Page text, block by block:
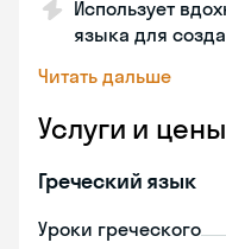
Использует
языка для
Читать дальше
Услуги и цены
Греческий язык
Уроки греческого